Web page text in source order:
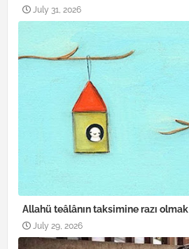
July 31, 2026
Allahü teâlânın taksimine razı olmak
July 29, 2026